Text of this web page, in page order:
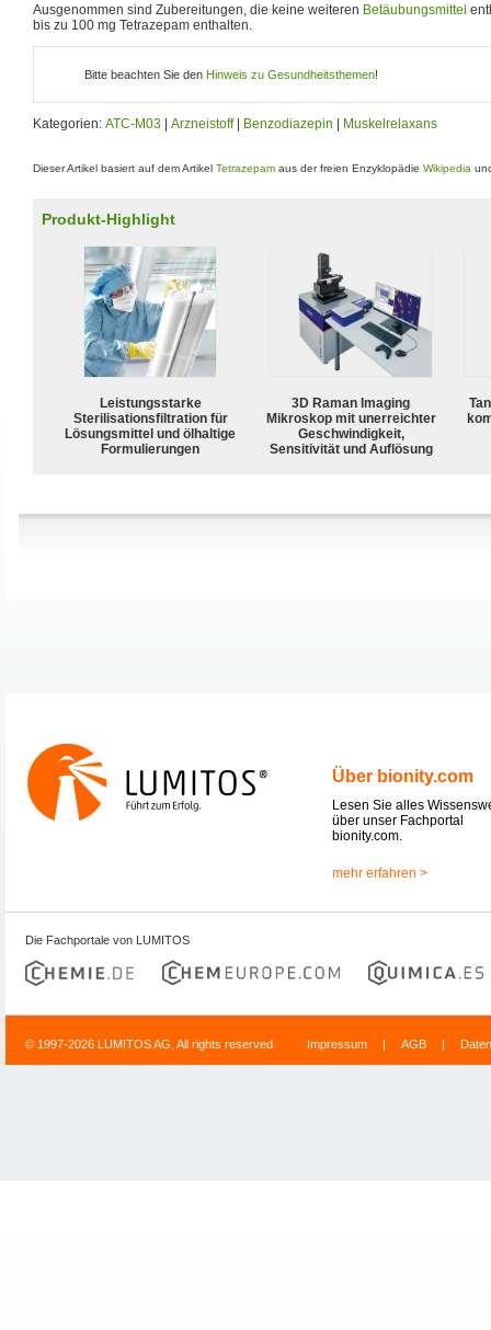
Ausgenommen sind Zubereitungen, die keine weiteren Betäubungsmittel
bis zu 100 mg Tetrazepam enthalten.
Bitte beachten Sie den Hinweis zu Gesundheitsthemen!
Kategorien: ATC-M03 Arzneistoff| Benzodiazepin Muskelrelaxans
Dieser Artikel basiert auf dem Artikel Tetrazepam aus der freien Enzyklopädie Wikipedia
Produkt-Highlight
Leistungsstarke
Sterilisationsfiltration für
Lösungsmittel und ölhaltige
Formulierungen
3D Raman Imaging
Mikroskop mit unerreichter
Geschwindigkeit,
Sensitivität und Auflösung
Über bionity.com
Lesen Sie alles
über unser Fachportal
bionity.com.
mehr erfahren >
Die Fachportale von LUMITOS
© 1997-2026 LUMITOS AG, All rights reserved Impressum | AGB |